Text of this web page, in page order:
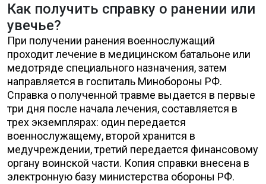
Как получить справку о ранении или
увечье?
При получении ранения военнослужащий
проходит лечение в медицинском батальоне или
медотряде специального назначения, затем
направляется в госпиталь Минобороны РФ.
Справка о полученной травме выдается в первые
три дня после начала лечения, составляется в
трех экземплярах: один передается
военнослужащему, второй хранится в
медучреждении, третий передается финансовому
органу воинской части. Копия справки внесена в
электронную базу министерства обороны РФ.